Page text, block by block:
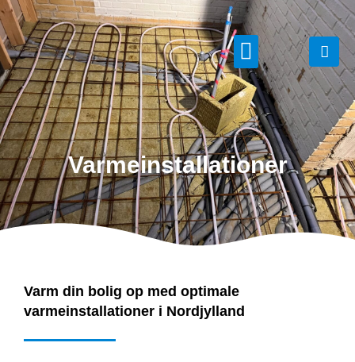
Varmeinstallationer
Varm din bolig op med optimale
varmeinstallationer i Nordjylland